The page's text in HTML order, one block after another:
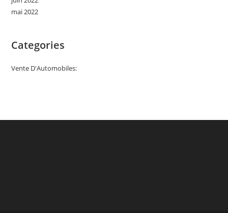
mai 2022
Categories
Vente D'Automobiles: